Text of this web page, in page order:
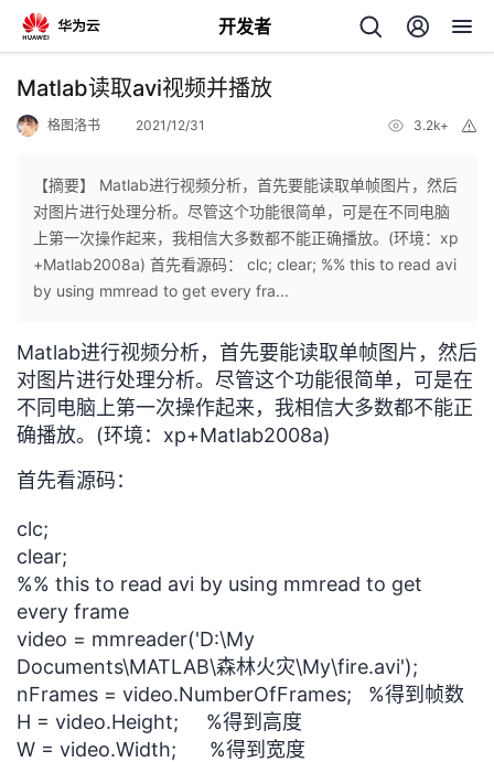
开发者
返
个
主
页
的
开
发
者
我
的
博
客
我
的
论
我
的
我
Matlab读取avi视频并播放
格图洛书 2021/12/31 3.2k+
【摘要】 Matlab进行视频分析，首先要能读取单帧图片，然后
对图片进行处理分析。尽管这个功能很简单，可是在不同电脑
上第一次操作起来，我相信大多数都不能正确播放。(环境：xp
+Matlab2008a) 首先看源码： clc; clear; %% this to read avi
by using mmread to get every fra...
Matlab进行视频分析，首先要能读取单帧图片，然后
对图片进行处理分析。尽管这个功能很简单，可是在
不同电脑上第一次操作起来，我相信大多数都不能正
确播放。(环境：xp+Matlab2008a)
首先看源码：
clc;
clear;
%% this to read avi by using mmread to get
every frame
video = mmreader('D:\My
Documents\MATLAB\森林火灾\My\fire.avi');
nFrames = video.NumberOfFrames; %得到帧数
H = video.Height; %得到高度
W = video.Width; %得到宽度